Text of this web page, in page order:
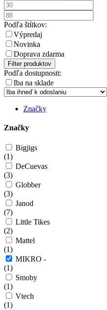
Podľa štítkov:
Výpredaj
Novinka
Doprava zdarma
Filter produktov
Podľa dostupnosti:
Iba na sklade
Značky
Značky
Bigjigs
(1)
DeCuevas
(3)
Globber
(3)
Janod
(7)
Little Tikes
(2)
Mattel
(1)
MIKRO -
(1)
Smoby
(1)
Vtech
(1)